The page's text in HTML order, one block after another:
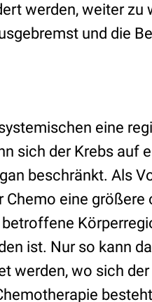
werden, weiter zu
und die
eine
sich der Krebs auf
beschränkt. Als
eine größere
ist. Nur so kann
werden, wo sich